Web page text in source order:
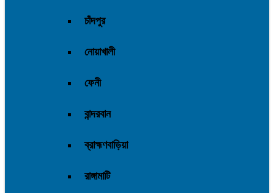
চাঁদপুর
নোয়াখালী
ফেনী
বান্দরবান
ব্রাহ্মণবাড়িয়া
রাঙ্গামাটি